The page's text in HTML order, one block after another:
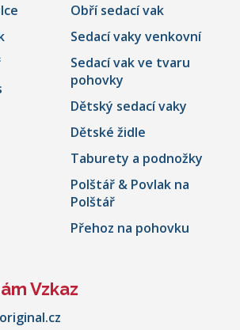
Obří sedací vak
Sedací vaky venkovní
Sedací vak ve tvaru
pohovky
Dětský sedací vaky
Dětské židle
Taburety a podnožky
Polštář & Povlak na
Polštář
Přehoz na pohovku
Vzkaz